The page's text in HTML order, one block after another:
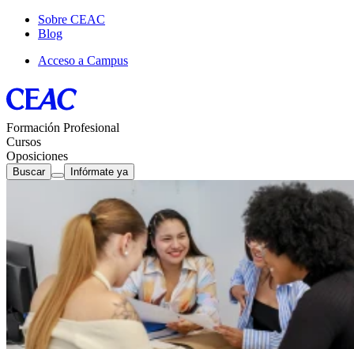
Sobre CEAC
Blog
Acceso a Campus
Formación Profesional
Cursos
Oposiciones
Buscar Infórmate ya